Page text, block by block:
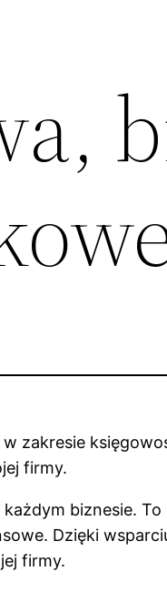
zakresie
firmy.
biznesie.
Dzięki
firmy.